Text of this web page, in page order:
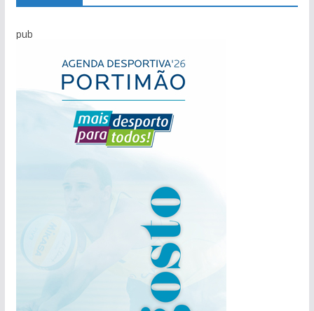
pub